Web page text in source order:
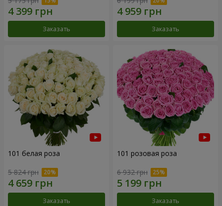
Заказать Заказать
101 белая роза
5 824 грн
Заказать
101 розовая роза
6 932 грн
Заказать